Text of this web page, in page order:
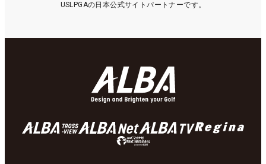
USLPGAの日本公式サイトパートナーです。